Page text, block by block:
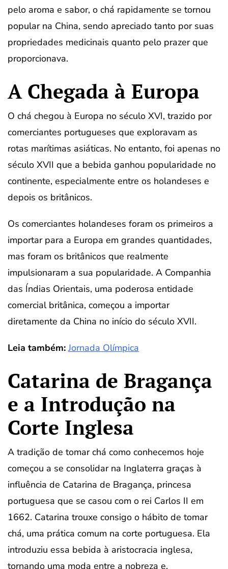
pelo aroma e sabor, o chá rapidamente se tornou
popular na China, sendo apreciado tanto por suas
propriedades medicinais quanto pelo prazer que
proporcionava.
A Chegada à Europa
O chá chegou à Europa no século XVI, trazido por
comerciantes portugueses que exploravam as
rotas marítimas asiáticas. No entanto, foi apenas no
século XVII que a bebida ganhou popularidade no
continente, especialmente entre os holandeses e
depois os britânicos.
Os comerciantes holandeses foram os primeiros a
importar para a Europa em grandes quantidades,
mas foram os britânicos que realmente
impulsionaram a sua popularidade. A Companhia
das Índias Orientais, uma poderosa entidade
comercial britânica, começou a importar
diretamente da China no início do século XVII.
Leia também: Jornada Olímpica
Catarina de Bragança
e a Introdução na
Corte Inglesa
A tradição de tomar chá como conhecemos hoje
começou a se consolidar na Inglaterra graças à
influência de Catarina de Bragança, princesa
portuguesa que se casou com o rei Carlos II em
1662. Catarina trouxe consigo o hábito de tomar
chá, uma prática comum na corte portuguesa. Ela
introduziu essa bebida à aristocracia inglesa,
tornando uma moda entre a nobreza e,